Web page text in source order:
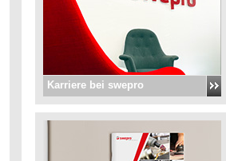
Karriere bei swepro